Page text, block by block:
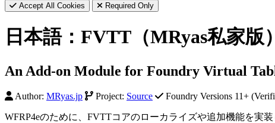
Accept All Cookies Required Only
日本語：FVTT（MRyas私家版）
An Add-on Module for Foundry Virtual
Author: MRyas.jp Project: Source Foundry Versions 11+
WFRP4eのために、FVTTコアのローカライズや追加機能を実